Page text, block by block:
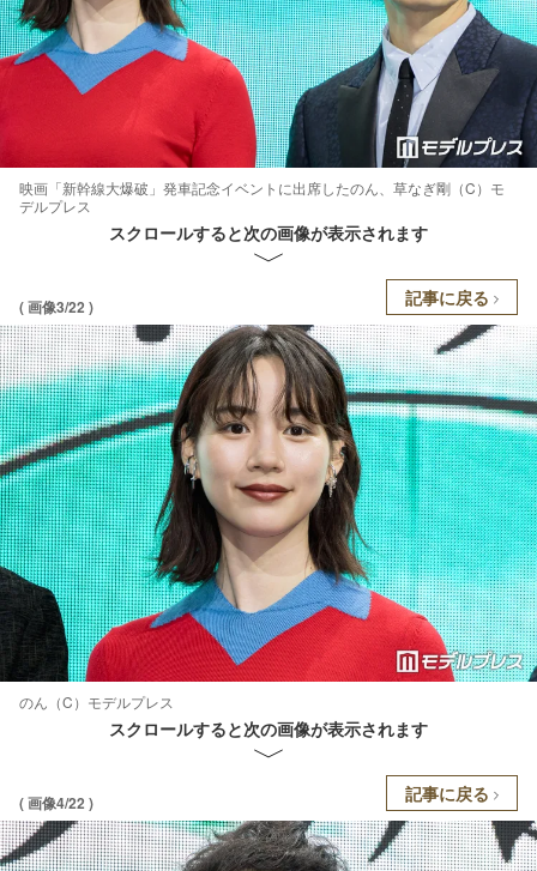
映画「新幹線大爆破」発車記念イベントに出席したのん、草なぎ剛（C）モ
デルプレス
スクロールすると次の画像が表示されます
( 画像3/22 ) 記事に戻る
のん（C）モデルプレス
スクロールすると次の画像が表示されます
( 画像4/22 ) 記事に戻る